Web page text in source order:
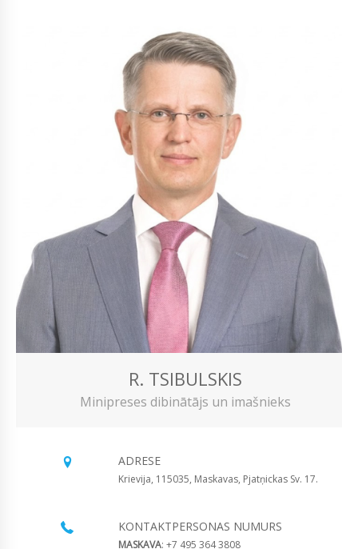
R. TSIBULSKIS
Minipreses dibinātājs un imašnieks
ADRESE
Krievija, 115035, Maskavas, Pjatņickas Sv. 17.
KONTAKTPERSONAS NUMURS
MASKAVA: +7 495 364 3808